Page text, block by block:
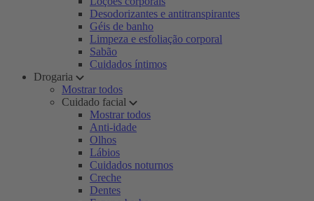
Desodorizantes e antitranspirantes
Géis de banho
Limpeza e esfoliação corporal
Sabão
Cuidados íntimos
Drogaria
Mostrar todos
Cuidado facial
Mostrar todos
Anti-idade
Olhos
Lábios
Cuidados noturnos
Creche
Dentes